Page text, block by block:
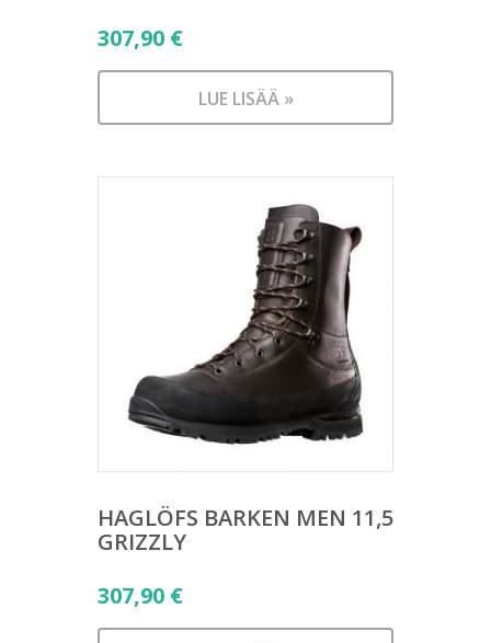
307,90 €
LUE LISÄÄ »
HAGLÖFS BARKEN MEN 11,5
GRIZZLY
307,90 €